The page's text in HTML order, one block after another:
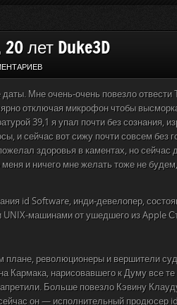
лет Duke3D
Мне очень-очень повезло отвести
отключая микрофон чтобы
39,1 я упал почти без сознания,
и сейчас вот сижу почти совсем без
здоровья в каментах, но сейчас
и ничего мне желать тоже не
id Software, инди-девелопер,
UNIX-машинами от ушедшего из Apple
плане, революционеры и вершители
Кармака, нарисовавшего к Думу все те
Больше повезло Кэвину
он — исполнительный продюсер